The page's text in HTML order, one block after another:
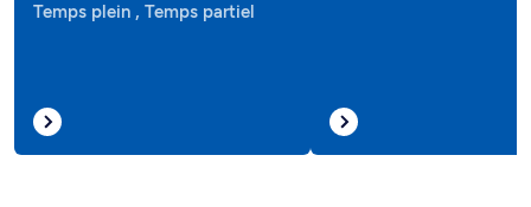
Temps plein , Temps partiel